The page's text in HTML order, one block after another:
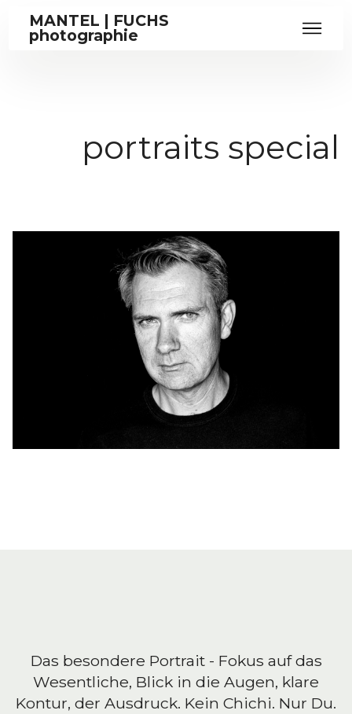
MANTEL | FUCHS
photographie
portraits special
Das besondere Portrait - Fokus auf das
Wesentliche, Blick in die Augen, klare
Kontur, der Ausdruck. Kein Chichi. Nur Du.